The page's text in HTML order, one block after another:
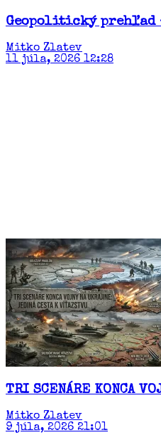
Geopolitický prehľad
Mitko Zlatev
11 júla, 2026 12:28
TRI SCENÁRE KONCA
Mitko Zlatev
9 júla, 2026 21:01